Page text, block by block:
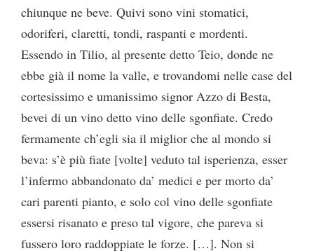
chiunque ne beve. Quivi sono vini stomatici,
odoriferi, claretti, tondi, raspanti e mordenti.
Essendo in Tilio, al presente detto Teio, donde ne
ebbe già il nome la valle, e trovandomi nelle case del
cortesissimo e umanissimo signor Azzo di Besta,
bevei di un vino detto vino delle sgonfiate. Credo
fermamente ch’egli sia il miglior che al mondo si
beva: s’è più fiate [volte] veduto tal isperienza, esser
l’infermo abbandonato da’ medici e per morto da’
cari parenti pianto, e solo col vino delle sgonfiate
essersi risanato e preso tal vigore, che pareva si
fussero loro raddoppiate le forze. […]. Non si